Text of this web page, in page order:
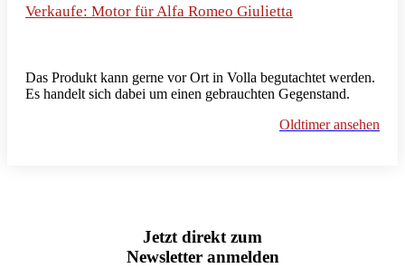
Verkaufe: Motor für Alfa Romeo Giulietta
Das Produkt kann gerne vor Ort in Volla begutachtet werden.
Es handelt sich dabei um einen gebrauchten Gegenstand.
Oldtimer ansehen
Jetzt direkt zum
Newsletter anmelden